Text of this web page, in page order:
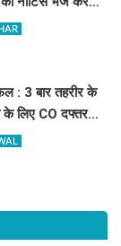
: 3 बार तहरीर के
के लिए CO दफ्तर